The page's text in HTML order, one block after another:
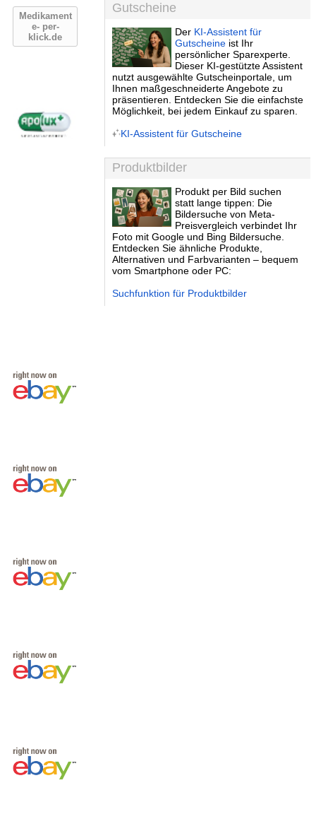
Medikament
e- per-
klick.de
Gutscheine
Der KI-Assistent für
Gutscheine ist Ihr
persönlicher Sparexperte.
Dieser KI-gestützte Assistent
nutzt ausgewählte Gutscheinportale, um
Ihnen maßgeschneiderte Angebote zu
präsentieren. Entdecken Sie die einfachste
Möglichkeit, bei jedem Einkauf zu sparen.
KI-Assistent für Gutscheine
Produktbilder
Produkt per Bild suchen
statt lange tippen: Die
Bildersuche von Meta-
Preisvergleich verbindet Ihr
Foto mit Google und Bing Bildersuche.
Entdecken Sie ähnliche Produkte,
Alternativen und Farbvarianten – bequem
vom Smartphone oder PC:
Suchfunktion für Produktbilder